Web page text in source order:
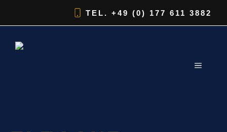
TEL. +49 (0) 177 611 3882
MENÜ